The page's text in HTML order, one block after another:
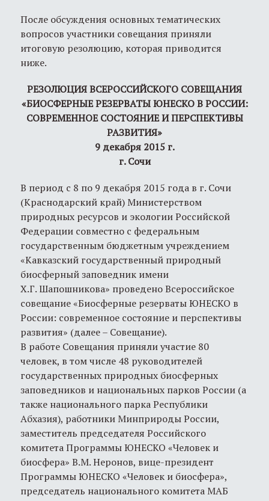
После обсуждения основных тематических
вопросов участники совещания приняли
итоговую резолюцию, которая приводится
ниже.
РЕЗОЛЮЦИЯВСЕРОССИЙСКОГО СОВЕЩАНИЯ
«БИОСФЕРНЫЕ РЕЗЕРВАТЫ ЮНЕСКО В РОССИИ:
СОВРЕМЕННОЕ СОСТОЯНИЕ И ПЕРСПЕКТИВЫ
РАЗВИТИЯ»
9 декабря2015г.
г. Сочи
В период с 8 по 9 декабря 2015 года в г. Сочи
(Краснодарский край) Министерством
природных ресурсов и экологии Российской
Федерации совместно с федеральным
государственным бюджетным учреждением
«Кавказский государственный природный
биосферный заповедник имени
Х.Г. Шапошникова» проведено Всероссийское
совещание «Биосферные резерваты ЮНЕСКО в
России: современное состояние и перспективы
развития» (далее – Совещание).
В работе Совещания приняли участие 80
человек, в том числе 48 руководителей
государственных природных биосферных
заповедников и национальных парков России (а
также национального парка Республики
Абхазия), работники Минприроды России,
заместитель председателя Российского
комитета Программы ЮНЕСКО «Человек и
биосфера» В.М. Неронов, вице-президент
Программы ЮНЕСКО «Человек и биосфера»,
председатель национального комитета МАБ